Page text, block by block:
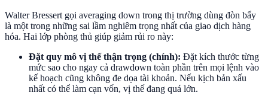
Walter Bressert gọi averaging down trong thị trường dùng đòn bẩy
là một trong những sai lầm nghiêm trọng nhất của giao dịch hàng
hóa. Hai lớp phòng thủ giúp giảm rủi ro này:
Đặt quy mô vị thế thận trọng (chính): Đặt kích thước từng
mức sao cho ngay cả drawdown toàn phần trên mọi lệnh vào
kế hoạch cũng không đe dọa tài khoản. Nếu kịch bản xấu
nhất có thể làm cạn vốn, vị thế đang quá lớn.